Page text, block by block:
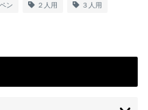
ン ２人用 ３人用